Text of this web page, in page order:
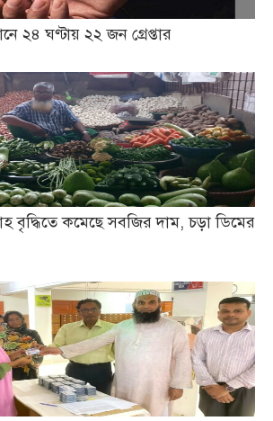
২৪ ঘণ্টায় ২২ জন গ্রেপ্তার
বৃদ্ধিতে কমেছে সবজির দাম, চড়া ডিমের